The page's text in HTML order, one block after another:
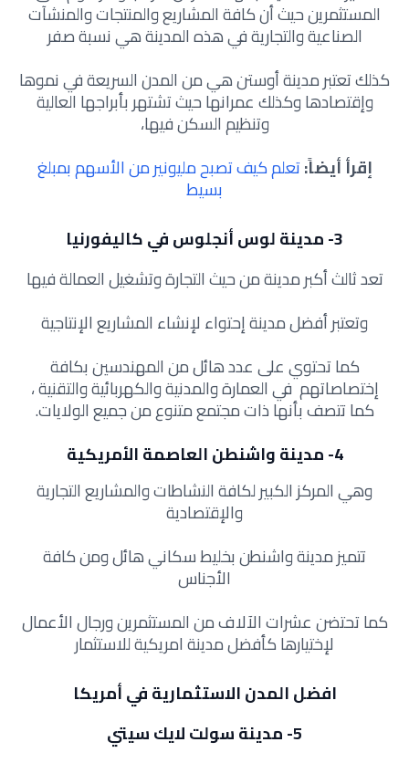
المستثمرين حيث أن كافة المشاريع والمنتجات والمنشآت
الصناعية والتجارية في هذه المدينة هي نسبة صفر
كذلك تعتبر مدينة أوستن هي من المدن السريعة في نموها
وإقتصادها وكذلك عمرانها حيث تشتهر بأبراجها العالية
وتنظيم السكن فيها،
إقرأ أيضاً:تعلم كيف تصبح مليونير من الأسهم بمبلغ
بسيط
3- مدينة لوس أنجلوس في كاليفورنيا
تعد ثالث أكبر مدينة من حيث التجارة وتشغيل العمالة فيها
وتعتبر أفضل مدينة إحتواء لإنشاء المشاريع الإنتاجية
كما تحتوي على عدد هائل من المهندسين بكافة
إختصاصاتهم في العمارة والمدنية والكهربائية والتقنية ،
كما تتصف بأنها ذات مجتمع متنوع من جميع الولايات.
4- مدينة واشنطن العاصمة الأمريكية
وهي المركز الكبير لكافة النشاطات والمشاريع التجارية
والإقتصادية
تتميز مدينة واشنطن بخليط سكاني هائل ومن كافة
الأجناس
كما تحتضن عشرات الآلاف من المستثمرين ورجال الأعمال
لإختيارها كأفضل مدينة امريكية للاستثمار
افضل المدن الاستثمارية في أمريكا
5- مدينة سولت لايك سيتي